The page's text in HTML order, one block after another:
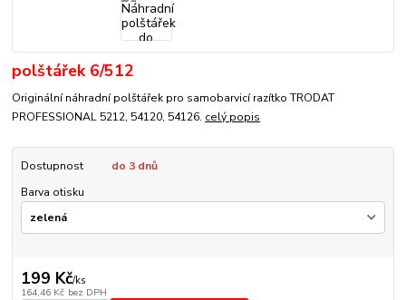
polštářek 6/512
Originální náhradní polštářek pro samobarvicí razítko TRODAT
PROFESSIONAL 5212, 54120, 54126. celý popis
Dostupnost
do 3 dnů
Barva otisku
199 Kč/ks
164,46 Kč bez DPH